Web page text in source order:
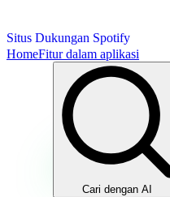
Situs Dukungan Spotify
HomeFitur dalam aplikasi
Cari dengan AI